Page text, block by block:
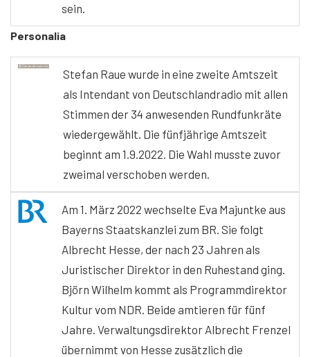
sein.
Personalia
Stefan Raue wurde in eine zweite Amtszeit
als Intendant von Deutschlandradio mit allen
Stimmen der 34 anwesenden Rundfunkräte
wiedergewählt. Die fünfjährige Amtszeit
beginnt am 1.9.2022. Die Wahl musste zuvor
zweimal verschoben werden.
Am 1. März 2022 wechselte Eva Majuntke aus
Bayerns Staatskanzlei zum BR. Sie folgt
Albrecht Hesse, der nach 23 Jahren als
Juristischer Direktor in den Ruhestand ging.
Björn Wilhelm kommt als Programmdirektor
Kultur vom NDR. Beide amtieren für fünf
Jahre. Verwaltungsdirektor Albrecht Frenzel
übernimmt von Hesse zusätzlich die